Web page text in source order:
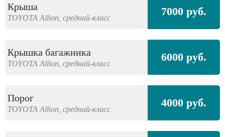
Крыша
TOYOTA Allion, средний-класс 7000 руб.
Крышка багажника
TOYOTA Allion, средний-класс 6000 руб.
Порог
TOYOTA Allion, средний-класс 4000 руб.